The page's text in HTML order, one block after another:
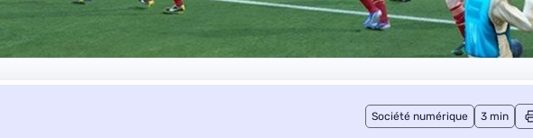
Société numérique 3 min